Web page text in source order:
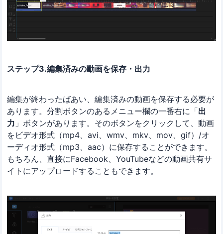
ステップ3.編集済みの動画を保存・出力
編集が終わったばあい、編集済みの動画を保存する必要が
あります。分割ボタンのあるメニュー欄の一番右に「出
力 」ボタンがあります。そのボタンをクリックして、動画
をビデオ形式（mp4、avi、wmv、mkv、mov、gif）/オ
ーディオ形式（mp3、aac）に保存することができます。
もちろん、直接にFacebook、YouTubeなどの動画共有サ
イトにアップロードすることもできます。